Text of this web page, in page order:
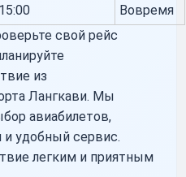
15:00
Вовремя
свой рейс
из
Лангкави. Мы
авиабилетов,
удобный сервис.
легким и приятным